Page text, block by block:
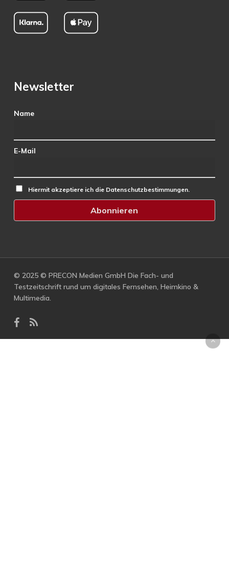
Newsletter
Name
E-Mail
Hiermit akzeptiere ich die Datenschutzbestimmungen.
© 2025 © PRECON Medien GmbH Die Fach- und
Testzeitschrift rund um digitales Fernsehen, Heimkino &
Multimedia.
facebook
RSS